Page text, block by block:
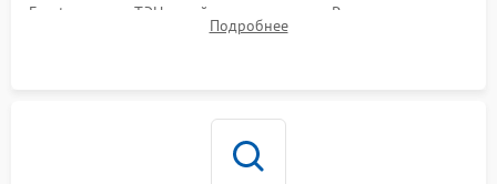
Frost, включая ТЭН оттайки и вентилятор. Ремонт или замена
платы управления при сбоях алгоритмов.
Подробнее